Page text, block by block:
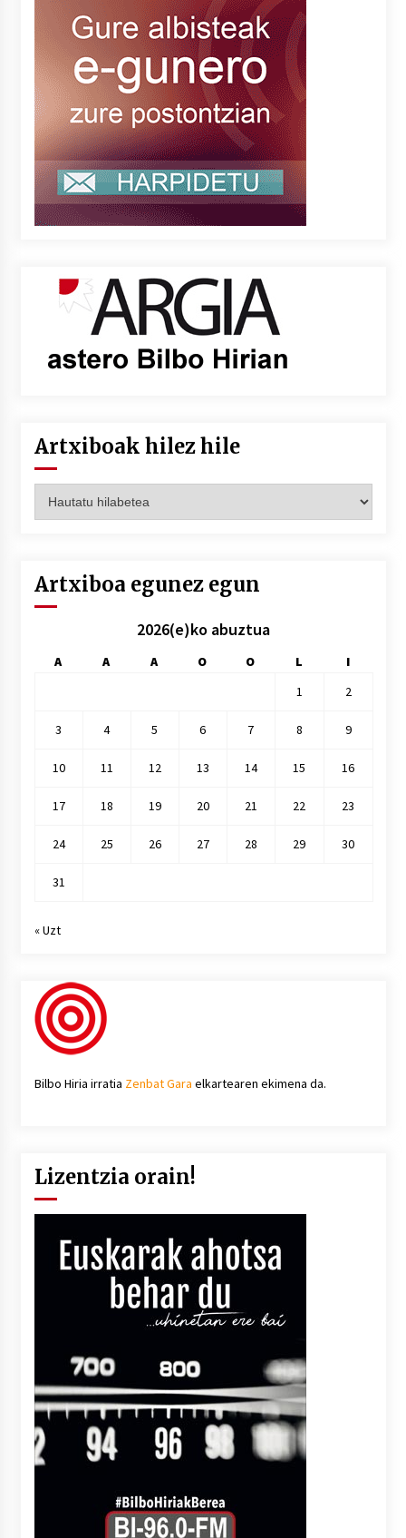
Artxiboak hilez hile
hilez
Artxiboa egunez egun
2026(e)ko abuztua
A A A O O L
I
1
2
3 4 5 6 7 8 9
10 11 12 13 14 15 16
17 18 19 20 21 22 23
24 25 26 27 28 29 30
31
« Uzt
Bilbo Hiria irratia Zenbat Gara elkartearen ekimena da.
Lizentzia orain!